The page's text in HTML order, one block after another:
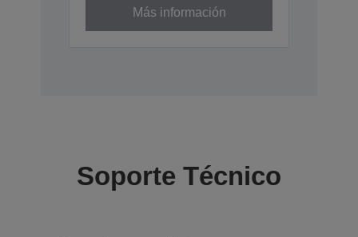
Más información
Soporte Técnico